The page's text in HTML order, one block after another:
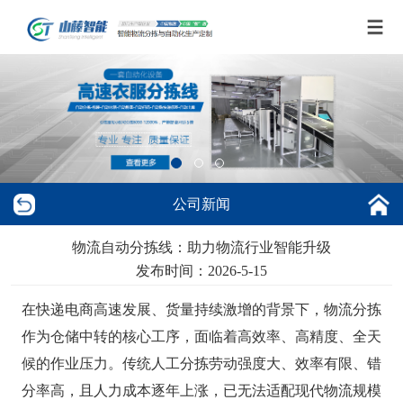
公司新闻
物流自动分拣线：助力物流行业智能升级
发布时间：2026-5-15
在快递电商高速发展、货量持续激增的背景下，物流分拣
作为仓储中转的核心工序，面临着高效率、高精度、全天
候的作业压力。传统人工分拣劳动强度大、效率有限、错
分率高，且人力成本逐年上涨，已无法适配现代物流规模